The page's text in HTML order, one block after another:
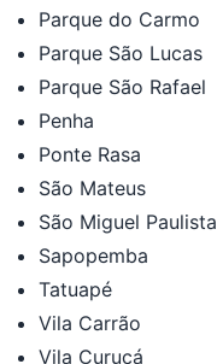
Parque do Carmo
Parque São Lucas
Parque São Rafael
Penha
Ponte Rasa
São Mateus
São Miguel Paulista
Sapopemba
Tatuapé
Vila Carrão
Vila Curuçá